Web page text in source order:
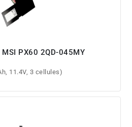
PX60 2QD-045MY
11.4V, 3 cellules)